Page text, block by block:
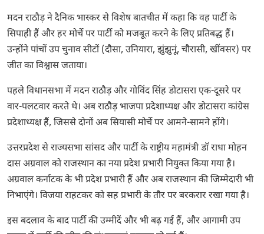
मदन राठौड़ ने दैनिक भास्कर से विशेष बातचीत में कहा कि वह पार्टी के
सिपाही हैं और हर मोर्चे पर पार्टी को मजबूत करने के लिए प्रतिबद्ध हैं।
उन्होंने पांचों उप चुनाव सीटों (दौसा, उनियारा, झुंझुनूं, चौरासी, खींवसर) पर
जीत का विश्वास जताया।
पहले विधानसभा में मदन राठौड़ और गोविंद सिंह डोटासरा एक-दूसरे पर
वार-पलटवार करते थे। अब राठौड़ भाजपा प्रदेशाध्यक्ष और डोटासरा कांग्रेस
प्रदेशाध्यक्ष हैं, जिससे दोनों अब सियासी मोर्चे पर आमने-सामने होंगे।
उत्तरप्रदेश से राज्यसभा सांसद और पार्टी के राष्ट्रीय महामंत्री डॉ राधा मोहन
दास अग्रवाल को राजस्थान का नया प्रदेश प्रभारी नियुक्त किया गया है।
अग्रवाल कर्नाटक के भी प्रदेश प्रभारी हैं और अब राजस्थान की जिम्मेदारी भी
निभाएंगे। विजया राहटकर को सह प्रभारी के तौर पर बरकरार रखा गया है।
इस बदलाव के बाद पार्टी की उम्मीदें और भी बढ़ गई हैं, और आगामी उप